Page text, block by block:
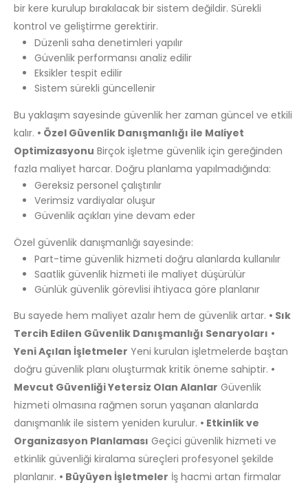
bir kere kurulup bırakılacak bir sistem değildir. Sürekli
kontrol ve geliştirme gerektirir.
Düzenli saha denetimleri yapılır
Güvenlik performansı analiz edilir
Eksikler tespit edilir
Sistem sürekli güncellenir
Bu yaklaşım sayesinde güvenlik her zaman güncel ve etkili
kalır. • Özel Güvenlik Danışmanlığı ile Maliyet
Optimizasyonu Birçok işletme güvenlik için gereğinden
fazla maliyet harcar. Doğru planlama yapılmadığında:
Gereksiz personel çalıştırılır
Verimsiz vardiyalar oluşur
Güvenlik açıkları yine devam eder
Özel güvenlik danışmanlığı sayesinde:
Part-time güvenlik hizmeti doğru alanlarda kullanılır
Saatlik güvenlik hizmeti ile maliyet düşürülür
Günlük güvenlik görevlisi ihtiyaca göre planlanır
Bu sayede hem maliyet azalır hem de güvenlik artar. • Sık
Tercih Edilen Güvenlik Danışmanlığı Senaryoları •
Yeni Açılan İşletmeler Yeni kurulan işletmelerde baştan
doğru güvenlik planı oluşturmak kritik öneme sahiptir. •
Mevcut Güvenliği Yetersiz Olan Alanlar Güvenlik
hizmeti olmasına rağmen sorun yaşanan alanlarda
danışmanlık ile sistem yeniden kurulur. • Etkinlik ve
Organizasyon Planlaması Geçici güvenlik hizmeti ve
etkinlik güvenliği kiralama süreçleri profesyonel şekilde
planlanır. • Büyüyen İşletmeler İş hacmi artan firmalar